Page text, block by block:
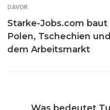
DAVOR
Starke-Jobs.com
Polen, Tschechien
dem Arbeitsmarkt